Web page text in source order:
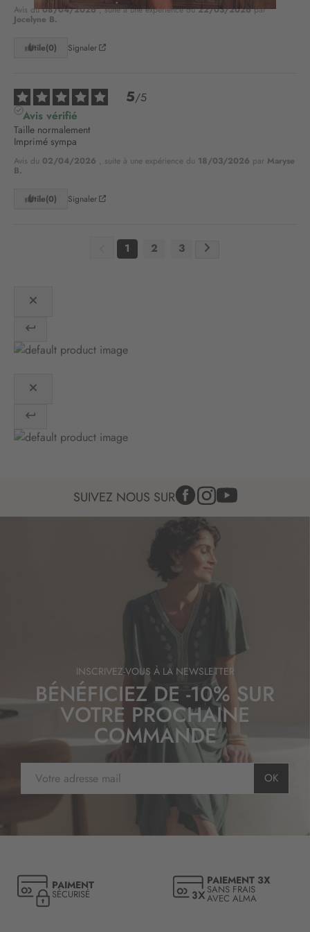
Avis du08/04/2026 , suite à une expérience du22/03/2026 par
Jocelyne B.
Utile(0) Signaler
5/5
Avis vérifié
Taille normalement
Imprimé sympa
Avis du 02/04/2026 , suite à une expérience du 18/03/2026 par Maryse
B.
Utile(0) Signaler
1 2 3
SUIVEZ NOUS SUR
INSCRIVEZ-VOUS À LA NEWSLETTER
BÉNÉFICIEZ DE -10% SUR
VOTRE PROCHAINE
COMMANDE
s
t
i
o
OK
PAIMENT
SÉCURISÉ
PAIEMENT 3X
SANS FRAIS
AVEC ALMA
o
r
e
t
t
r
e
d
i
n
: